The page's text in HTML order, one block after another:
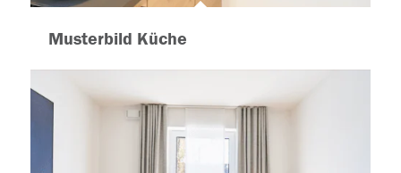
Musterbild Küche